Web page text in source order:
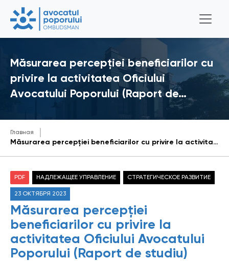
Măsurarea percepției beneficiarilor cu
privire la activitatea Oficiului
Avocatului Poporului (Raport de…
Главная
Măsurarea percepției beneficiarilor cu privire la activitatea Oficiului Avocatului Poporului (Raport de studiu)
PDF НАДЛЕЖАЩЕЕ УПРАВЛЕНИЕ СТРАТЕГИЧЕСКОЕ РАЗВИТИЕ
23 ОКТЯБРЯ 2023
Măsurarea percepției
beneficiarilor cu privire la
activitatea Oficiului Avocatului
Poporului (Raport de studiu)